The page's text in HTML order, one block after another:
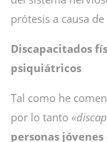
prótesis a causa
Discapacitados
psiquiátricos
Tal como he
por lo tanto
personas